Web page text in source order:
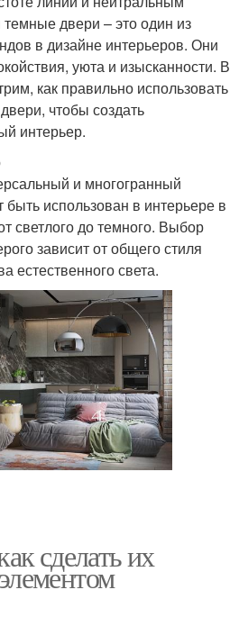
двери – это один из
в дизайне интерьеров. Они
уюта и изысканности. В
как правильно использовать
чтобы создать
интерьер.
и многогранный
быть использован в интерьере в
светлого до темного. Выбор
зависит от общего стиля
естественного света.
сделать их